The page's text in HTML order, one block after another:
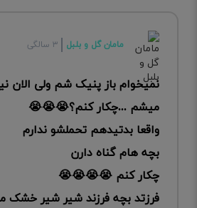
مامان گل و بلبل ۳ سالگی
نمیخوام باز پنیک شم ولی الان
میشم ...چکار کنم؟😭😭😭
واقعا بدتیدهم تحملشو ندارم
بچه هام گناه دارن
چکار کنم 😭😭😭😭
فرزتد بچه فرزند شیر شیر